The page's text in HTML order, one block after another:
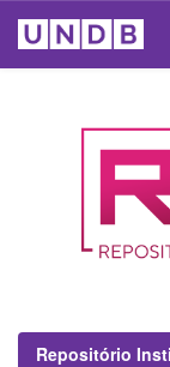
Repositório